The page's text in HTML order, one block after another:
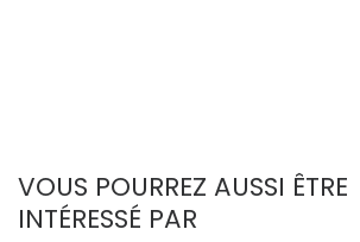
VOUS POURREZ AUSSI ÊTRE
INTÉRESSÉ PAR